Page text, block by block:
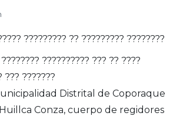
????????? ?? ????????? ????????
?????????? ??? ?? ????
??? ???????
Distrital de Coporaque
Conza, cuerpo de regidores